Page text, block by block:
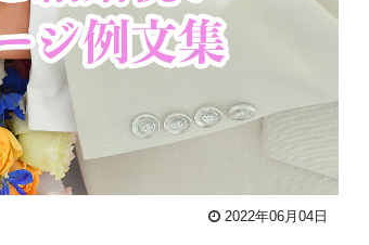
2022年06月04日